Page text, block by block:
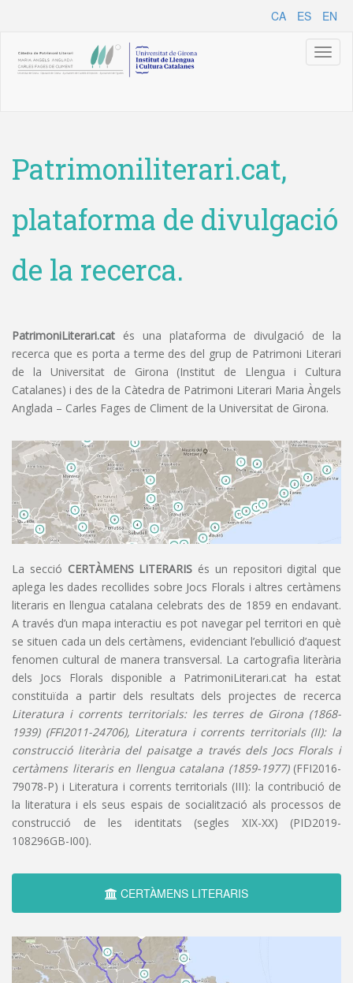
CA ES EN
Patrimoniliterari.cat,
plataforma de divulgació
de la recerca.
PatrimoniLiterari.cat és una plataforma de divulgació de la
recerca que es porta a terme des del grup de Patrimoni Literari
de la Universitat de Girona (Institut de Llengua i Cultura
Catalanes) i des de la Càtedra de Patrimoni Literari Maria Àngels
Anglada – Carles Fages de Climent de la Universitat de Girona.
La secció CERTÀMENS LITERARIS és un repositori digital que
aplega les dades recollides sobre Jocs Florals i altres certàmens
literaris en llengua catalana celebrats des de 1859 en endavant.
A través d’un mapa interactiu es pot navegar pel territori en què
se situen cada un dels certàmens, evidenciant l’ebullició d’aquest
fenomen cultural de manera transversal. La cartografia literària
dels Jocs Florals disponible a PatrimoniLiterari.cat ha estat
constituïda a partir dels resultats dels projectes de recerca
Literatura i corrents territorials: les terres de Girona (1868-
1939) (FFI2011-24706), Literatura i corrents territorials (II): la
construcció literària del paisatge a través dels Jocs Florals i
certàmens literaris en llengua catalana (1859-1977)(FFI2016-
79078-P) i Literatura i corrents territorials (III): la contribució de
la literatura i els seus espais de socialització als processos de
construcció de les identitats (segles XIX-XX) (PID2019-
108296GB-I00).
CERTÀMENS LITERARIS